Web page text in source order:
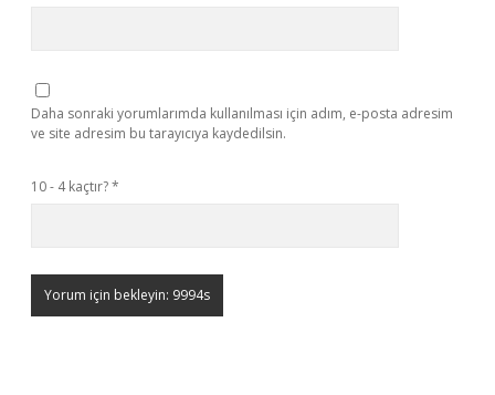
Daha sonraki yorumlarımda kullanılması için adım, e-posta adresim
ve site adresim bu tarayıcıya kaydedilsin.
10 - 4 kaçtır?*